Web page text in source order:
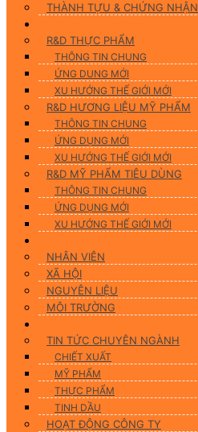
THÀNH TỰU & CHỨNG NHẬN
R&D THỰC PHẨM
THÔNG TIN CHUNG
ỨNG DUNG MỚI
XU HƯỚNG THẾ GIỚI MỚI
R&D HƯƠNG LIỆU MỸ PHẨM
THÔNG TIN CHUNG
ỨNG DỤNG MỚI
XU HƯỚNG THẾ GIỚI MỚI
R&D MỸ PHẨM TIÊU DÙNG
THÔNG TIN CHUNG
ỨNG DỤNG MỚI
XU HƯỚNG THẾ GIỚI MỚI
NHÂN VIÊN
XÃ HỘI
NGUYÊN LIỆU
MÔI TRƯỜNG
TIN TỨC CHUYÊN NGÀNH
CHIẾT XUẤT
MỸ PHẨM
THỰC PHẨM
TINH DẦU
HOẠT ĐỘNG CÔNG TY